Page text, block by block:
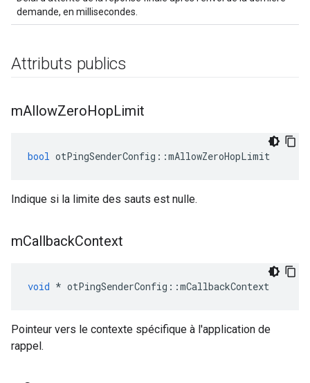
demande, en millisecondes.
Attributs publics
mAllowZeroHopLimit
bool otPingSenderConfig ::mAllowZeroHopLimit
Indique si la limite des sauts est nulle.
mCallbackContext
void * otPingSenderConfig ::mCallbackContext
Pointeur vers le contexte spécifique à l'application de
rappel.